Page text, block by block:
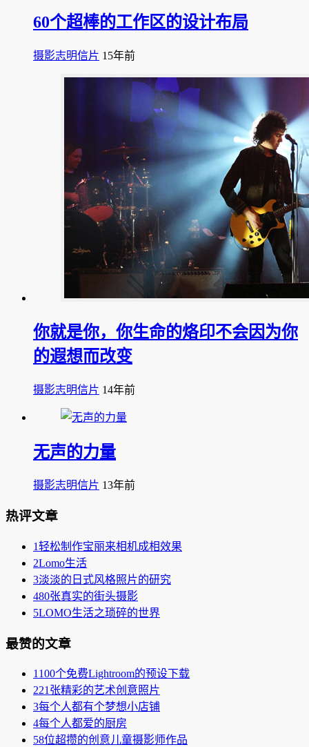
60个超棒的工作区的设计布局
摄影志明信片 15年前
你就是你，你生命的烙印不会因为你
的遐想而改变
摄影志明信片 14年前
无声的力量
摄影志明信片 13年前
热评文章
1轻松制作宝丽来相机成相效果
2Lomo生活
3淡淡的日式风格照片的研究
480张真实的街头摄影
5LOMO生活之琐碎的世界
最赞的文章
1 100个免费Lightroom的预设下载
221张精彩的艺术创意照片
3每个人都有个梦想小店铺
4每个人都爱的厨房
58位超攒的创意儿童摄影师作品